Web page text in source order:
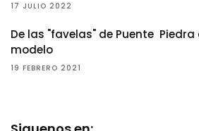
17 JULIO 2022
De las "favelas" de Puente
modelo
19 FEBRERO 2021